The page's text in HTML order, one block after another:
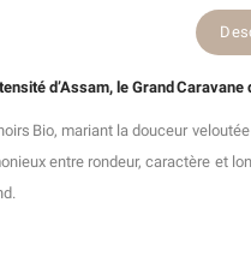
d’Assam, le Grand
Bio, mariant la douceur
entre rondeur, caractère et